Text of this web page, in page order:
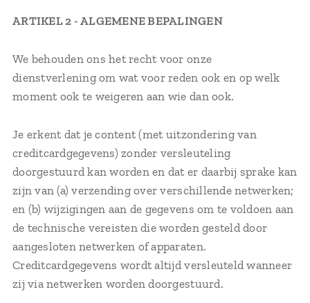
ARTIKEL 2 - ALGEMENE BEPALINGEN
We behouden ons het recht voor onze
dienstverlening om wat voor reden ook en op welk
moment ook te weigeren aan wie dan ook.
Je erkent dat je content (met uitzondering van
creditcardgegevens) zonder versleuteling
doorgestuurd kan worden en dat er daarbij sprake kan
zijn van (a) verzending over verschillende netwerken;
en (b) wijzigingen aan de gegevens om te voldoen aan
de technische vereisten die worden gesteld door
aangesloten netwerken of apparaten.
Creditcardgegevens wordt altijd versleuteld wanneer
zij via netwerken worden doorgestuurd.